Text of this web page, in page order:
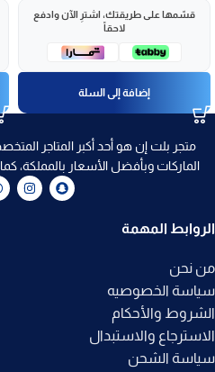
قسّمها على طريقتك، اشترِ الآن وادفع
لاحقاً
إضافة إلى السلة
متجر بلت إن هو أحد أكبر المتاجر
الماركات وبأفضل الأسعار بالمملكة،
الروابط المهمة
من نحن
سياسة الخصوصيه
الشروط والأحكام
الاسترجاع والاستبدال
سياسة الشحن